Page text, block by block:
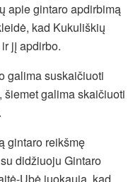
apie gintaro apdirbimą
kad Kukuliškių
jį apdirbo.
galima suskaičiuoti
šiemet galima skaičiuoti
gintaro reikšmę
didžiuoju Gintaro